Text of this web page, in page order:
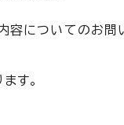
容についてのお
す。